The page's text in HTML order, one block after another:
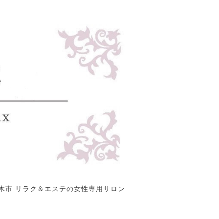
市 リラク＆エステの女性専用サロン